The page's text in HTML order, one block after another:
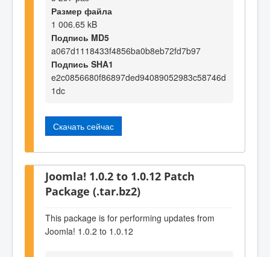
Размер файла
1 006.65 kB
Подпись MD5
a067d1118433f4856ba0b8eb72fd7b97
Подпись SHA1
e2c0856680f86897ded94089052983c58746d
1dc
Скачать сейчас
Joomla! 1.0.2 to 1.0.12 Patch
Package (.tar.bz2)
This package is for performing updates from
Joomla! 1.0.2 to 1.0.12